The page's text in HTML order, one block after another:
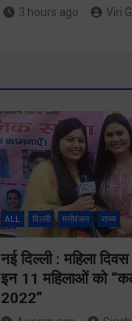
3 hours ago Viri
ALL दिल्ली मनोरंजन राज्य
नई दिल्ली : महिला
इन 11 महिलाओं को
2022”
प्रदान की
विकास
के लिए
करोड़ की
स्वीकृति